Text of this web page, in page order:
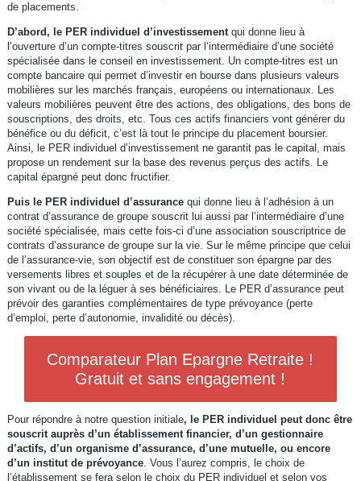
de placements.
D’abord, le PER individuel d’investissementqui donne lieu à
l’ouverture d’un compte-titres souscrit par l’intermédiaire d’une société
spécialisée dans le conseil en investissement. Un compte-titres est un
compte bancaire qui permet d’investir en bourse dans plusieurs valeurs
mobilières sur les marchés français, européens ou internationaux. Les
valeurs mobilières peuvent être des actions, des obligations, des bons de
souscriptions, des droits, etc. Tous ces actifs financiers vont générer du
bénéfice ou du déficit, c’est là tout le principe du placement boursier.
Ainsi, le PER individuel d’investissement ne garantit pas le capital, mais
propose un rendement sur la base des revenus perçus des actifs. Le
capital épargné peut donc fructifier.
Puis le PER individuel d’assurancequi donne lieu à l’adhésion à un
contrat d’assurance de groupe souscrit lui aussi par l’intermédiaire d’une
société spécialisée, mais cette fois-ci d’une association souscriptrice de
contrats d’assurance de groupe sur la vie. Sur le même principe que celui
de l’assurance-vie, son objectif est de constituer son épargne par des
versements libres et souples et de la récupérer à une date déterminée de
son vivant ou de la léguer à ses bénéficiaires. Le PER d’assurance peut
prévoir des garanties complémentaires de type prévoyance (perte
d’emploi, perte d’autonomie, invalidité ou décès).
Comparateur Plan Epargne Retraite !
Gratuit et sans engagement !
Pour répondre à notre question initiale, le PER individuel peut donc être
souscrit auprès d’un établissement financier, d’un gestionnaire
d’actifs, d’un organisme d’assurance, d’une mutuelle, ou encore
d’un institut de prévoyance. Vous l’aurez compris, le choix de
l’établissement se fera selon le choix du PER individuel et selon vos